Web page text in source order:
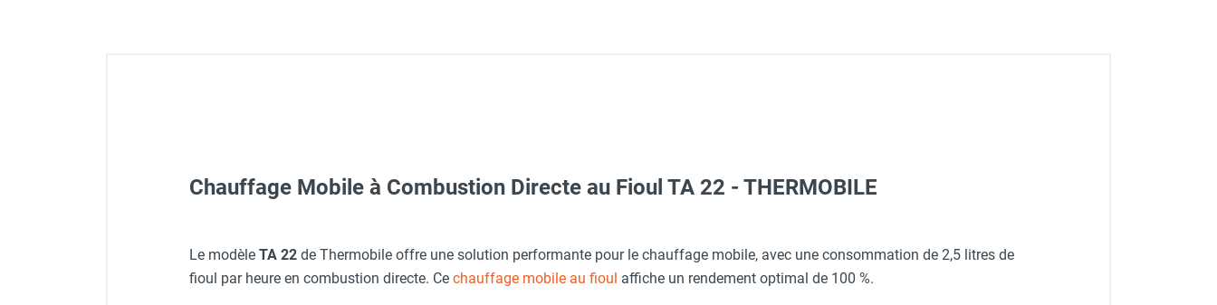
Distributeur de savon
Chauffage au fioul avec réservoirCuve 2000 Litres double paroi en polyéthylène - THERMOBILE
Gants classiques - HUSQVARNA
Veste de chantier PE10J - Taille M - HUSQVARNA
Chauffage Mobile à Combustion Directe au Fioul TA 22 - THERMOBILE
Le modèle TA 22 de Thermobile offre une solution performante pour le chauffage mobile, avec une consommation de 2,5 litres de
fioul par heure en combustion directe. Ce chauffage mobile au fioul affiche un rendement optimal de 100 %.